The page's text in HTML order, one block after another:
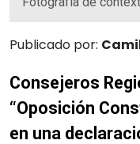
Publicado por:
Consejeros
“Oposición
en una